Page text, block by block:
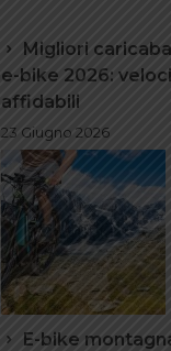
Migliori
e-bike 2026:
affidabili
23 Giugno 2026
E-bike